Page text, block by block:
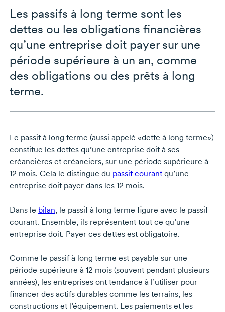
Les passifs à long terme sont les
dettes ou les obligations financières
qu’une entreprise doit payer sur une
période supérieure à un an, comme
des obligations ou des prêts à long
terme.
Le passif à long terme (aussi appelé «dette à long terme»)
constitue les dettes qu’une entreprise doit à ses
créancières et créanciers, sur une période supérieure à
12 mois. Cela le distingue du passif courantqu’une
entreprise doit payer dans les 12 mois.
Dans le bilan, le passif à long terme figure avec le passif
courant. Ensemble, ils représentent tout ce qu’une
entreprise doit. Payer ces dettes est obligatoire.
Comme le passif à long terme est payable sur une
période supérieure à 12 mois (souvent pendant plusieurs
années), les entreprises ont tendance à l’utiliser pour
financer des actifs durables comme les terrains, les
constructions et l’équipement. Les paiements et les